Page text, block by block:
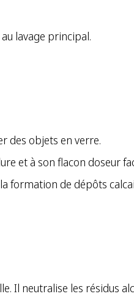
au lavage principal.
des objets en verre.
et à son flacon doseur
formation de dépôts
Il neutralise les résidus